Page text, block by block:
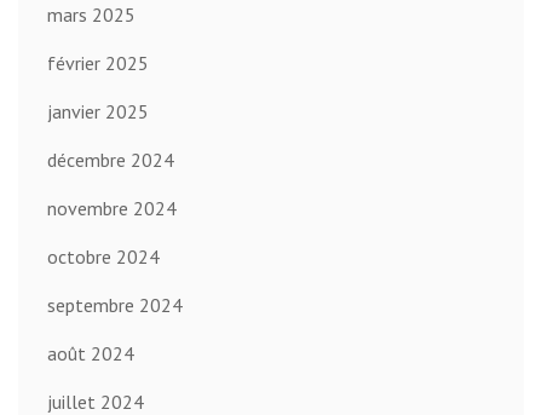
mars 2025
février 2025
janvier 2025
décembre 2024
novembre 2024
octobre 2024
septembre 2024
août 2024
juillet 2024